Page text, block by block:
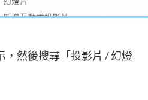
，然後搜尋「投影片 / 幻燈